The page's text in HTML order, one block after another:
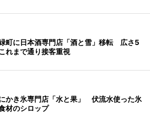
町に日本酒専門店「酒と雪」移転 広さ5
れまで通り接客重視
かき氷専門店「水と果」 伏流水使った氷
材のシロップ